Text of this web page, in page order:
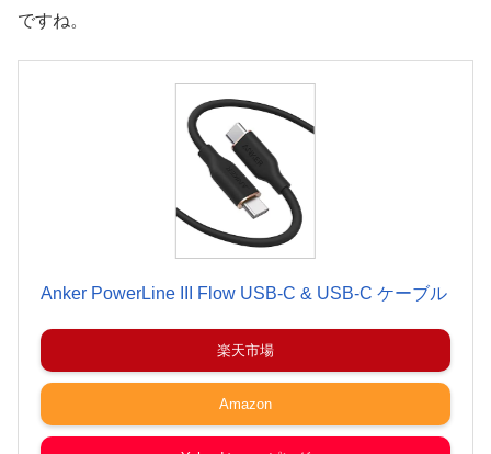
ですね。
Anker PowerLine III Flow USB-C & USB-C ケーブル
楽天市場
Amazon